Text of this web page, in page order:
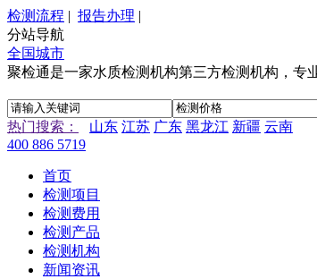
检测流程 | 报告办理 |
分站导航
全国城市
聚检通是一家水质检测机构第三方检测机构，专
热门搜索： 山东 江苏 广东 黑龙江 新疆 云南
400 886 5719
首页
检测项目
检测费用
检测产品
检测机构
新闻资讯